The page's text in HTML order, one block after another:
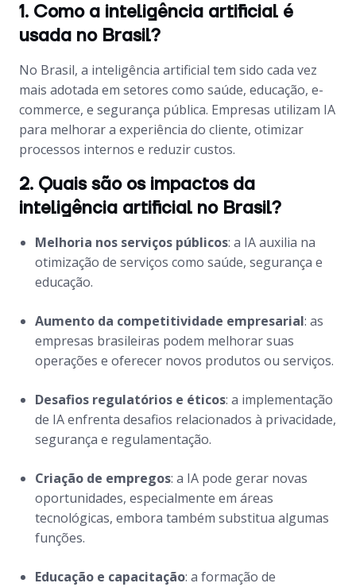
1. Como a inteligência artificial é
usada no Brasil?
No Brasil, a inteligência artificial tem sido cada vez
mais adotada em setores como saúde, educação, e-
commerce, e segurança pública. Empresas utilizam IA
para melhorar a experiência do cliente, otimizar
processos internos e reduzir custos.
2. Quais são os impactos da
inteligência artificial no Brasil?
Melhoria nos serviços públicos: a IA auxilia na
otimização de serviços como saúde, segurança e
educação.
Aumento da competitividade empresarial: as
empresas brasileiras podem melhorar suas
operações e oferecer novos produtos ou serviços.
Desafios regulatórios e éticos: a implementação
de IA enfrenta desafios relacionados à privacidade,
segurança e regulamentação.
Criação de empregos: a IA pode gerar novas
oportunidades, especialmente em áreas
tecnológicas, embora também substitua algumas
funções.
Educação e capacitação: a formação de